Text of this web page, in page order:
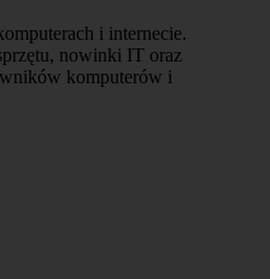
i internecie.
nowinki IT oraz
komputerów i